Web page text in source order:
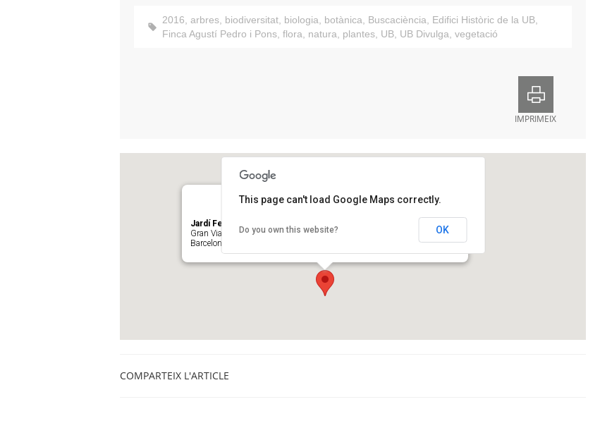
2016, arbres, biodiversitat, biologia, botànica, Buscaciència, Edifici Històric de la UB,
Finca Agustí Pedro i Pons, flora, natura, plantes, UB, UB Divulga, vegetació
IMPRIMEIX
Jardí Ferran Soldevila (Edifici Històric de la Universitat de Barcelona)
Gran Via de les Corts Catalanes 585
Barcelona
This page can't load Google Maps correctly.
Do you own this website? OK
COMPARTEIX L'ARTICLE